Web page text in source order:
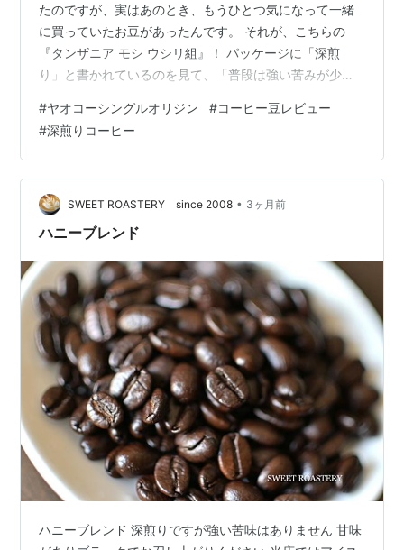
たのですが、実はあのとき、もうひとつ気になって一緒
に買っていたお豆があったんです。 それが、こちらの
『タンザニア モシ ウシリ組』！ パッケージに「深煎
り」と書かれているのを見て、「普段は強い苦みが少し
とドキドキしながらカゴに入れました（笑）。 結論から
言うと、ペルーやコロンビアとは全く違う、ガツンと濃
厚でビターチョコのような香りが楽しめる本格派でし
た！ 今回は、普段あまり深煎りを飲まない私が実際に飲
んで分かったリアルな感想や、前回の2種との違いを詳し
くレポートします。 さらに、私のように「…
#ヤオコーシングルオリジン #コーヒー豆レビュー
#深煎りコーヒー
SWEET ROASTERY since 2008 • 3ヶ月前
ハニーブレンド
ハニーブレンド 深煎りですが強い苦味はありません 甘味